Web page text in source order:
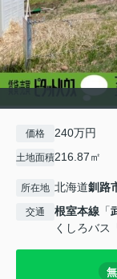
価格 240万円
土地面積216.87㎡
所在地 北海道釧路
交通 根室本線 「
くしろバ